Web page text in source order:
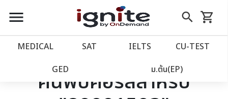
close
account_balance หน้าแรก
เว็บไซต์อิกไนท์
menu search
Skip
to
shopping_cart
รถเข็น
MEDICAL SAT IELTS CU‑TEST
GED ม.ต้น(EP)
ค้นพบคอร์สสำหรับ